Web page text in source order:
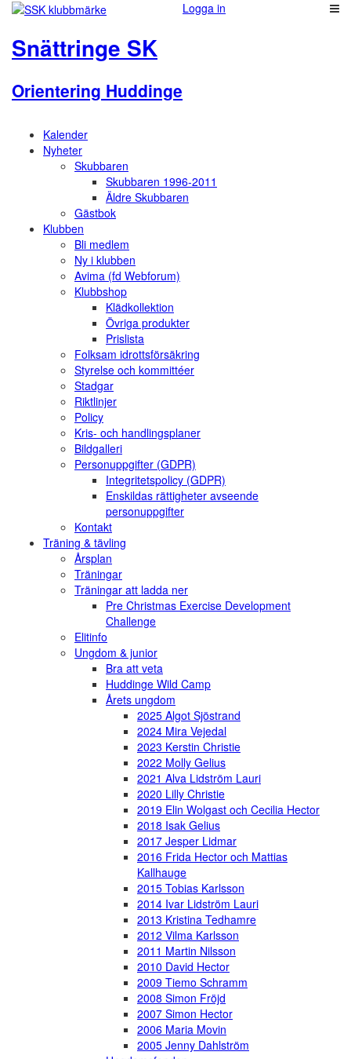
Logga in
Snättringe SK
Orientering Huddinge
Kalender
Nyheter
Skubbaren
Skubbaren 1996-2011
Äldre Skubbaren
Gästbok
Klubben
Bli medlem
Ny i klubben
Avima (fd Webforum)
Klubbshop
Klädkollektion
Övriga produkter
Prislista
Folksam idrottsförsäkring
Styrelse och kommittéer
Stadgar
Riktlinjer
Policy
Kris- och handlingsplaner
Bildgalleri
Personuppgifter (GDPR)
Integritetspolicy (GDPR)
Enskildas rättigheter avseende
personuppgifter
Kontakt
Träning & tävling
Årsplan
Träningar
Träningar att ladda ner
Pre Christmas Exercise Development
Challenge
Elitinfo
Ungdom & junior
Bra att veta
Huddinge Wild Camp
Årets ungdom
2025 Algot Sjöstrand
2024 Mira Vejedal
2023 Kerstin Christie
2022 Molly Gelius
2021 Alva Lidström Lauri
2020 Lilly Christie
2019 Elin Wolgast och Cecilia Hector
2018 Isak Gelius
2017 Jesper Lidmar
2016 Frida Hector och Mattias
Kallhauge
2015 Tobias Karlsson
2014 Ivar Lidström Lauri
2013 Kristina Tedhamre
2012 Vilma Karlsson
2011 Martin Nilsson
2010 David Hector
2009 Tiemo Schramm
2008 Simon Fröjd
2007 Simon Hector
2006 Maria Movin
2005 Jenny Dahlström